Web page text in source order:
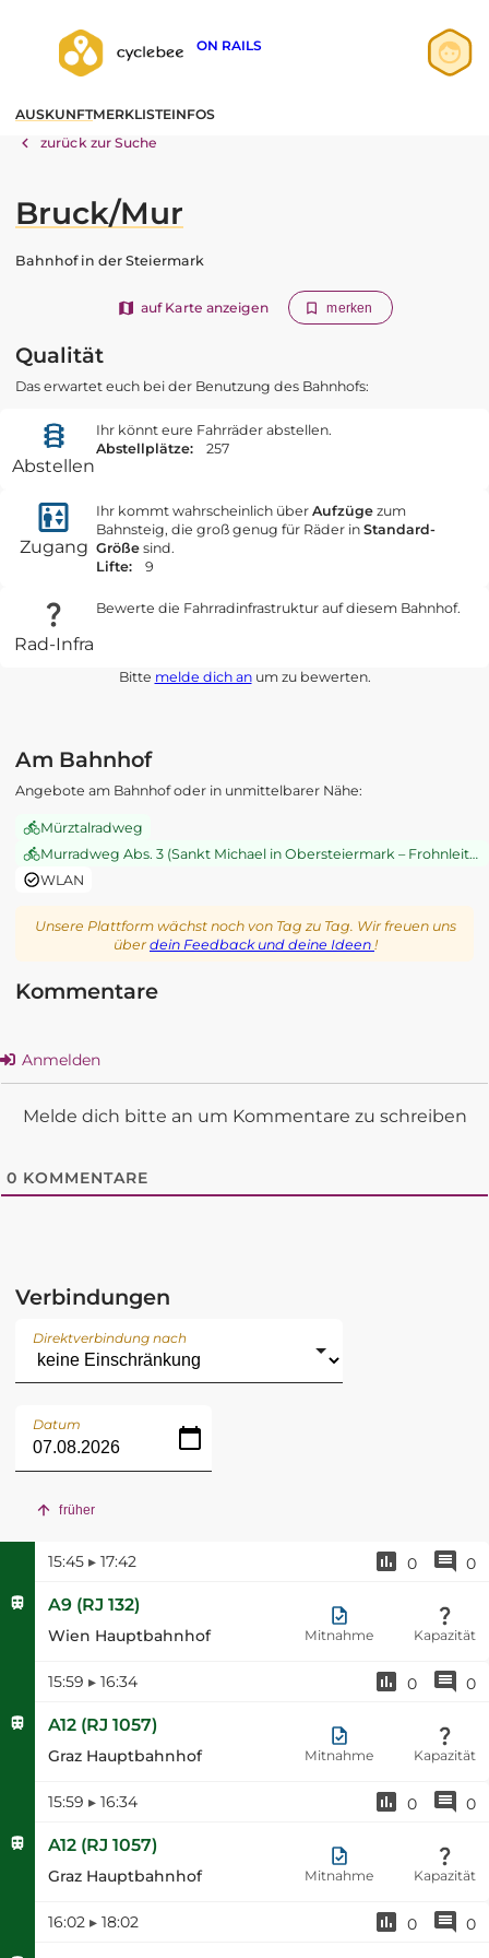
ON RAILS
AUSKUNFTMERKLISTEINFOS
zurück zur Suche
Bruck/Mur
Bahnhof in der Steiermark
auf Karte anzeigen merken
Qualität
Das erwartet euch bei der Benutzung des Bahnhofs:
Abstellen
Ihr könnt eure Fahrräder abstellen.
Abstellplätze:
257
Zugang
Ihr kommt wahrscheinlich über Aufzügezum
Bahnsteig, die groß genug für Räder in Standard-
Größesind.
Lifte:
9
Rad-Infra
Bewerte die Fahrradinfrastruktur auf diesem Bahnhof.
Bitte melde dich anum zu bewerten.
Am Bahnhof
Angebote am Bahnhof oder in unmittelbarer Nähe:
Mürztalradweg
Murradweg Abs. 3 (Sankt Michael in Obersteiermark – Frohnleiten)
WLAN
Unsere Plattform wächst noch von Tag zu Tag. Wir freuen uns
überdein Feedback und deine Ideen !
Kommentare
Anmelden
Melde dich bitte an um Kommentare zu schreiben
0 KOMMENTARE
Verbindungen
Direktverbindung nach
Datum
früher
15:45 ▸ 17:42 0 0
A9 (RJ 132)
Wien Hauptbahnhof Mitnahme Kapazität
15:59 ▸ 16:34 0 0
A12 (RJ 1057)
Graz Hauptbahnhof Mitnahme Kapazität
15:59 ▸ 16:34 0 0
A12 (RJ 1057)
Graz Hauptbahnhof Mitnahme Kapazität
16:02 ▸ 18:02 0 0